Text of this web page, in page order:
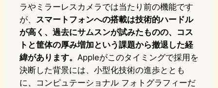
ラやミラーレスカメラでは当たり前の機能です
が、 スマートフォンへの搭載は技術的ハードル
が高く、過去にサムスンが試みたものの、コス
トと筐体の厚み増加という課題から撤退した経
緯があります。 Appleがこのタイミングで採用を
決断した背景には、小型化技術の進歩ととも
に、コンピュテーショナル フォトグラフィーだ